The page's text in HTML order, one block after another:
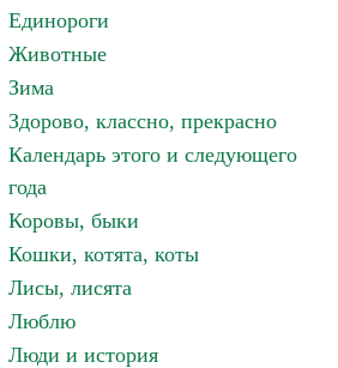
Единороги
Животные
Зима
Здорово, классно, прекрасно
Календарь этого и следующего
года
Коровы, быки
Кошки, котята, коты
Лисы, лисята
Люблю
Люди и история